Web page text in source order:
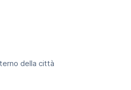
della città